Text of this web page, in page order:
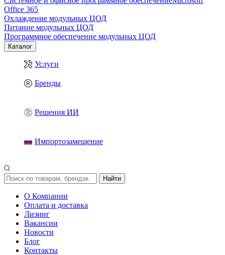
Office 365
Охлаждение модульных ЦОД
Питание модульных ЦОД
Программное обеспечение модульных ЦОД
Каталог
Услуги
Бренды
Решения ИИ
Импортозамещение
Найти
О Компании
Оплата и доставка
Лизинг
Вакансии
Новости
Блог
Контакты